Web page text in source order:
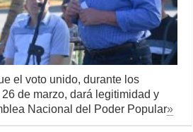
el voto unido, durante los
de marzo, dará legitimidad y
Nacional del Poder Popular»